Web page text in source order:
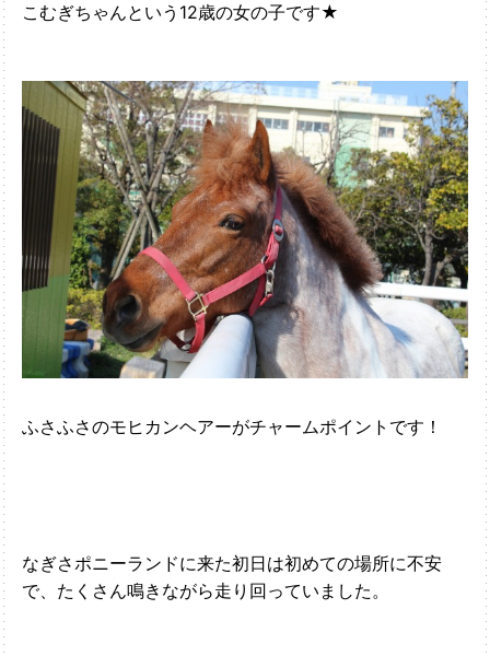
こむぎちゃんという12歳の女の子です★
ふさふさのモヒカンヘアーがチャームポイントです！
なぎさポニーランドに来た初日は初めての場所に不安
で、たくさん鳴きながら走り回っていました。